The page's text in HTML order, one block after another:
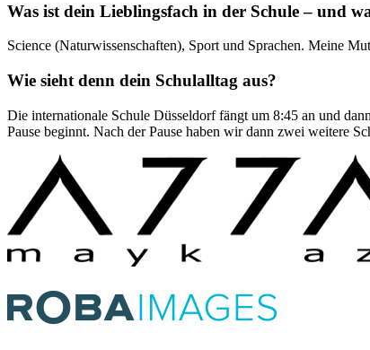
Was ist dein Lieblingsfach in der Schule – und
Science (Naturwissenschaften), Sport und Sprachen. Meine
Wie sieht denn dein Schulalltag aus?
Die internationale Schule Düsseldorf fängt um 8:45 an und
Pause beginnt. Nach der Pause haben wir dann zwei weitere